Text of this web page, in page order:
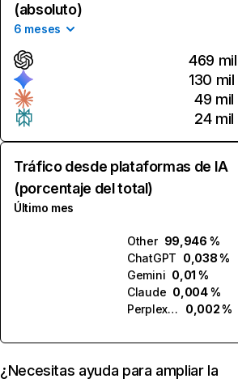
(absoluto)
6 meses
469 mil
130 mil
49 mil
24 mil
Tráfico desde plataformas de IA
(porcentaje del total)
Último mes
Other 99,946 %
ChatGPT 0,038 %
Gemini 0,01 %
Claude 0,004 %
Perplexity
0,002 %
¿Necesitas ayuda para ampliar la